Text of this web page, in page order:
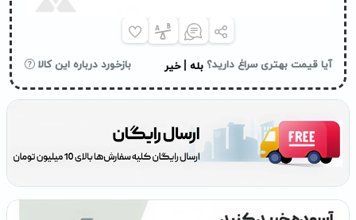
آیا قیمت بهتری سراغ دارید؟ بله خیر بازخورد درباره این کالا